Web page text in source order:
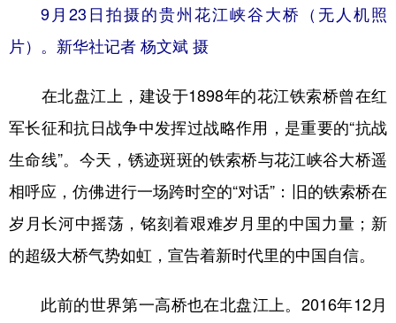
9月23日拍摄的贵州花江峡谷大桥（无人机照
片）。新华社记者 杨文斌 摄
在北盘江上，建设于1898年的花江铁索桥曾在红
军长征和抗日战争中发挥过战略作用，是重要的“抗战
生命线”。今天，锈迹斑斑的铁索桥与花江峡谷大桥遥
相呼应，仿佛进行一场跨时空的“对话”：旧的铁索桥在
岁月长河中摇荡，铭刻着艰难岁月里的中国力量；新
的超级大桥气势如虹，宣告着新时代里的中国自信。
此前的世界第一高桥也在北盘江上。2016年12月